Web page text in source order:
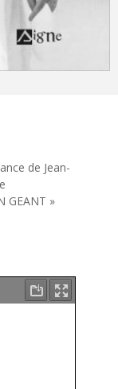
de Jean-
GEANT »